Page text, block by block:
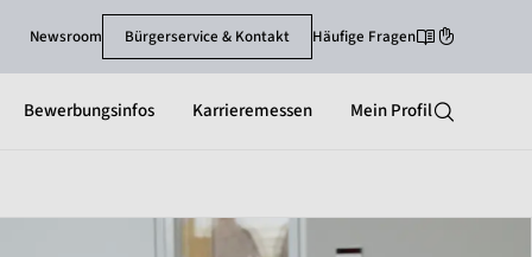
Newsroom Bürgerservice & Kontakt Häufige FragenLeichte-Sprache
Bewerbungsinfos Karrieremessen Mein Profil